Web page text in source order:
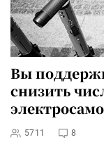
Вы
снизить
5711 8